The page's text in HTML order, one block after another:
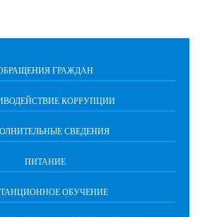
ГРАЖДАН
КОРРУПЦИИ
СВЕДЕНИЯ
ПИТАНИЕ
ОБУЧЕНИЕ